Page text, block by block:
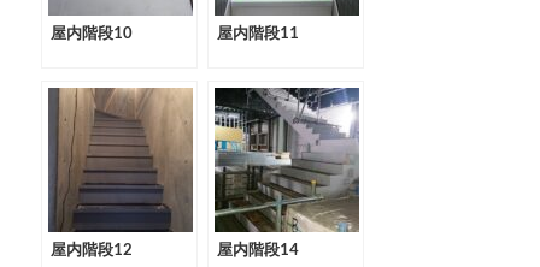
屋内階段10 屋内階段11
屋内階段12 屋内階段14